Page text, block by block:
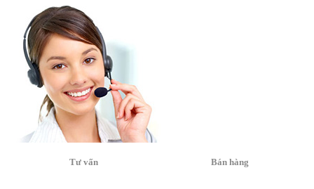
Tư vấn Bán hàng